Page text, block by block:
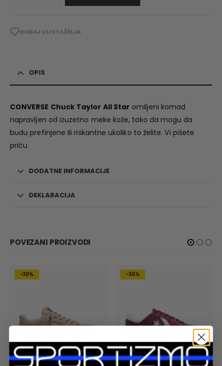
DODAJ U LISTA ŽELJA
OPIS
CONVERSE Chuck Taylor All Star omiljeni komad
napravljen od izuzetno meke kože, tako da mogu da
budu prefinjene ili riskantne ukoliko to želite. Vi pišete
priču.
DODATNE INFORMACIJE
DEKLARACIJA
POVEZANI PROIZVODI
-30% -30%